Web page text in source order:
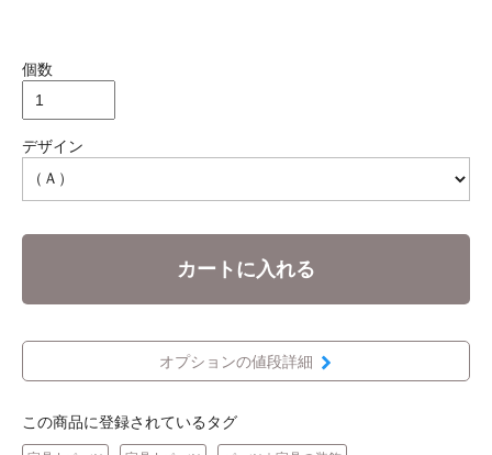
個数
デザイン
カートに入れる
オプションの値段詳細
この商品に登録されているタグ